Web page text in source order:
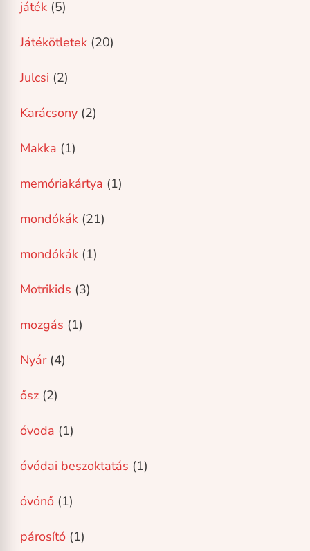
játék (5)
Játékötletek (20)
Julcsi (2)
Karácsony (2)
Makka (1)
memóriakártya (1)
mondókák (21)
mondókák (1)
Motrikids (3)
mozgás (1)
Nyár(4)
ősz (2)
óvoda (1)
óvódai beszoktatás (1)
óvónő (1)
párosító (1)